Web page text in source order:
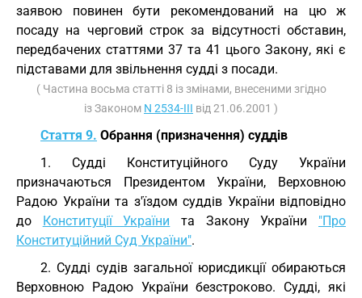
заявою повинен бути рекомендований на цю ж
посаду на черговий строк за відсутності обставин,
передбачених статтями 37 та 41 цього Закону, які є
підставами для звільнення судді з посади.
( Частина восьма статті 8 із змінами, внесеними згідно
із Законом N 2534-III від 21.06.2001 )
Стаття 9. Обрання (призначення) суддів
1. Судді Конституційного Суду України
призначаються Президентом України, Верховною
Радою України та з'їздом суддів України відповідно
до Конституції України та Закону України "Про
Конституційний Суд України".
2. Судді судів загальної юрисдикції обираються
Верховною Радою України безстроково. Судді, які